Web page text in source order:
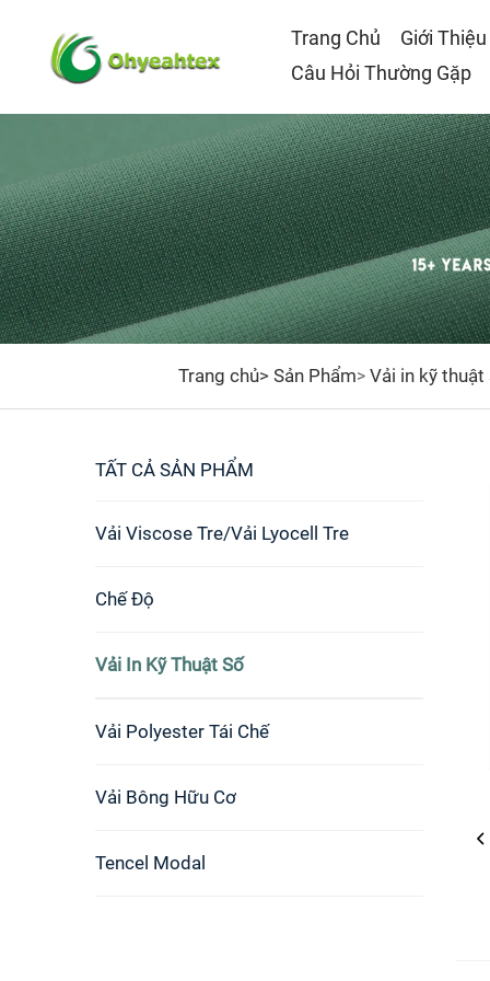
Trang Chủ
Giới
Câu Hỏi Thường Gặp
Trang chủ> Sản Phẩm> Vải in kỹ thuật
TẤT CẢ SẢN PHẨM
Vải Viscose Tre/Vải Lyocell Tre
Chế Độ
Vải In Kỹ Thuật Số
Vải Polyester Tái Chế
Vải Bông Hữu Cơ
Tencel Modal